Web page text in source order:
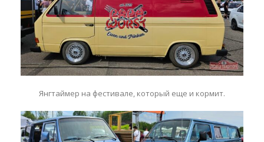
Янгтаймер на фестивале, который еще и кормит.